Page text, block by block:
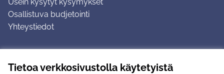
Tietoa verkkosivustolla käytetyistä
Osallistuva budjetointi
Yhteystiedot
Ohjeet kirjautumiseen